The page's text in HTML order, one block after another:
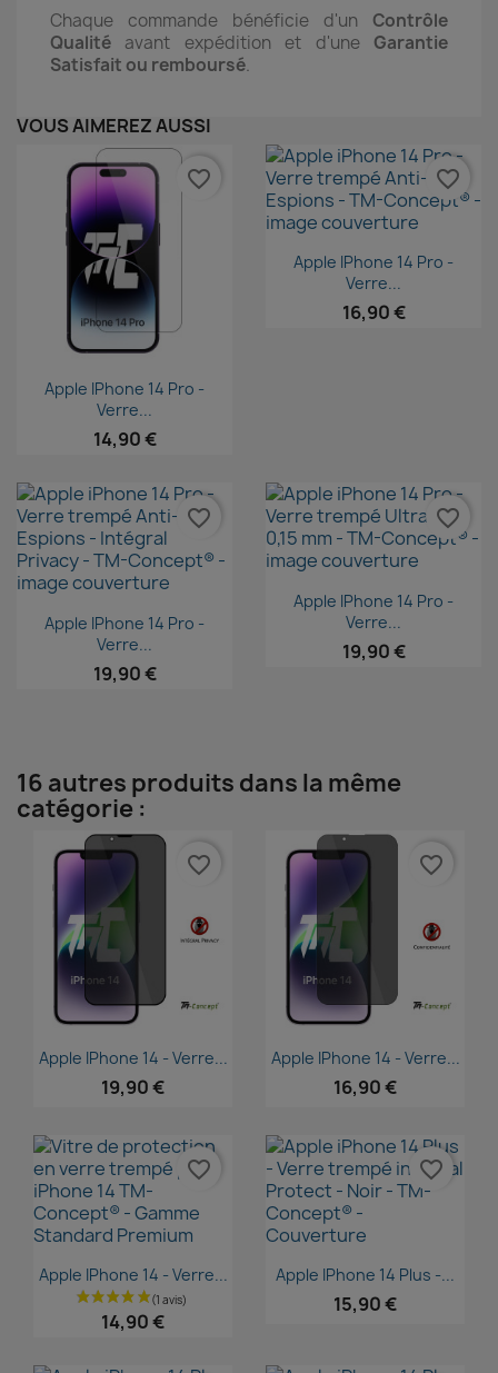
Chaque commande bénéficie d'un Contrôle
Qualité avant expédition et d'une Garantie
Satisfait ou remboursé.
VOUS AIMEREZ AUSSI
Aperçu rapide
Apple IPhone 14 Pro -
Verre...
14,90 €
favorite_border
Aperçu rapide
Apple IPhone 14 Pro -
Verre...
16,90 €
favorite_border
Aperçu rapide
Apple IPhone 14 Pro -
Verre...
19,90 €
favorite_border
Aperçu rapide
Apple IPhone 14 Pro -
Verre...
19,90 €
favorite_border
16 autres produits dans la même
catégorie :
 Aperçu rapide
Apple IPhone 14 - Verre...
19,90 €
favorite_border
 Aperçu rapide
Apple IPhone 14 - Verre...
16,90 €
favorite_border
 Aperçu rapide
Apple IPhone 14 - Verre...
14,90 €
favorite_border
Aperçu rapide
Apple IPhone 14 Plus -...
15,90 €
favorite_border